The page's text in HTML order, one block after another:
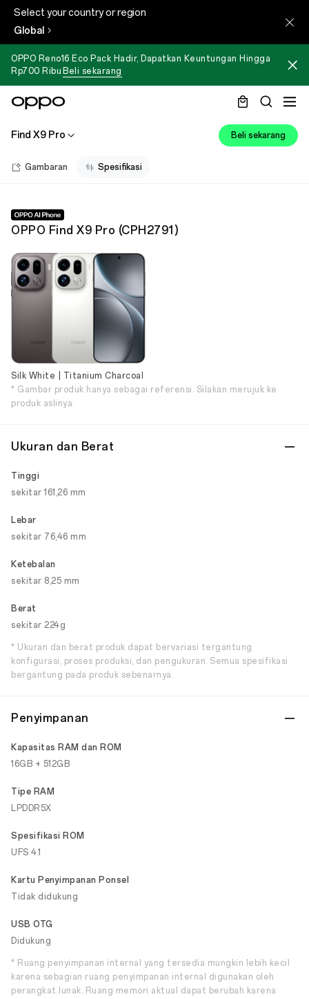
Select your country or region
Global
OPPO Reno16 Eco Pack Hadir, Dapatkan Keuntungan Hingga
Rp700 Ribu Beli sekarang
Find X9 Pro Beli sekarang
Gambaran Spesifikasi
OPPO Find X9 Pro (CPH2791 )
Silk White | Titanium Charcoal
* Gambar produk hanya sebagai referensi. Silakan merujuk ke
produk aslinya.
Ukuran dan Berat
Tinggi
sekitar 161,26 mm
Lebar
sekitar 76,46 mm
Ketebalan
sekitar 8,25 mm
Berat
sekitar 224g
* Ukuran dan berat produk dapat bervariasi tergantung
konfigurasi, proses produksi, dan pengukuran. Semua spesifikasi
bergantung pada produk sebenarnya.
Penyimpanan
Kapasitas RAM dan ROM
16GB + 512GB
Tipe RAM
LPDDR5X
Spesifikasi ROM
UFS 4.1
Kartu Penyimpanan Ponsel
Tidak didukung
USB OTG
Didukung
* Ruang penyimpanan internal yang tersedia mungkin lebih kecil
karena sebagian ruang penyimpanan internal digunakan oleh
perangkat lunak. Ruang memori aktual dapat berubah karena